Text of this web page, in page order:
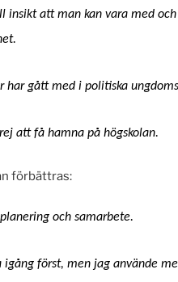
insikt att man kan vara med och
har gått med i politiska
att få hamna på högskolan.
förbättras:
och samarbete.
igång först, men jag använde